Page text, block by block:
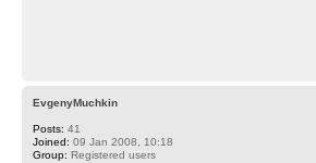
EvgenyMuchkin
Posts: 41
Joined: 09 Jan 2008, 10:18
Group: Registered users